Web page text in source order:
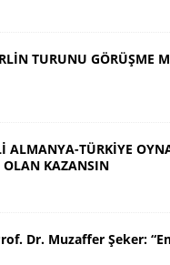
TURUNU GÖRÜŞME
ALMANYA-TÜRKİYE
KAZANSIN
Dr. Muzaffer Şeker: